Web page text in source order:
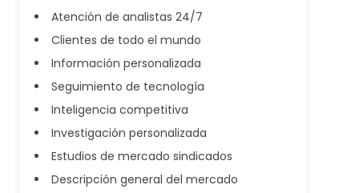
Atención de analistas 24/7
Clientes de todo el mundo
Información personalizada
Seguimiento de tecnología
Inteligencia competitiva
Investigación personalizada
Estudios de mercado sindicados
Descripción general del mercado